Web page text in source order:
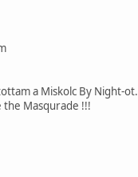
a Miskolc By Night-ot.
the Masqurade !!!